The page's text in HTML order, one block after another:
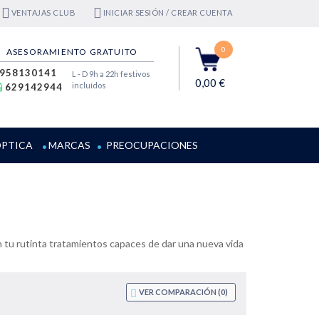
VENTAJAS CLUB INICIAR SESIÓN / CREAR CUENTA
ASESORAMIENTO GRATUITO
629142944
L - D 9h a 22h festivos
incluídos
0
0,00 €
MARCAS PREOCUPACIONES
rutinta tratamientos capaces de dar una nueva vida
VER COMPARACIÓN (0)